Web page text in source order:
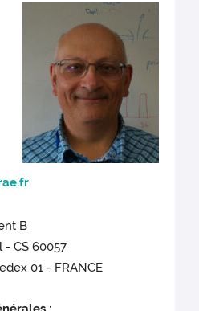
B
- CS 60057
01 - FRANCE